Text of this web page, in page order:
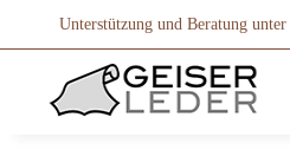
Unterstützung und Beratung unter